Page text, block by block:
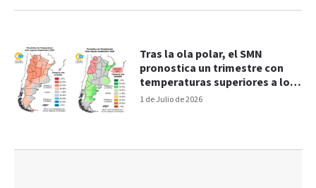
1 de Julio de 2026
Tras la ola polar, el SMN
pronostica un trimestre con
temperaturas superiores a lo
normal